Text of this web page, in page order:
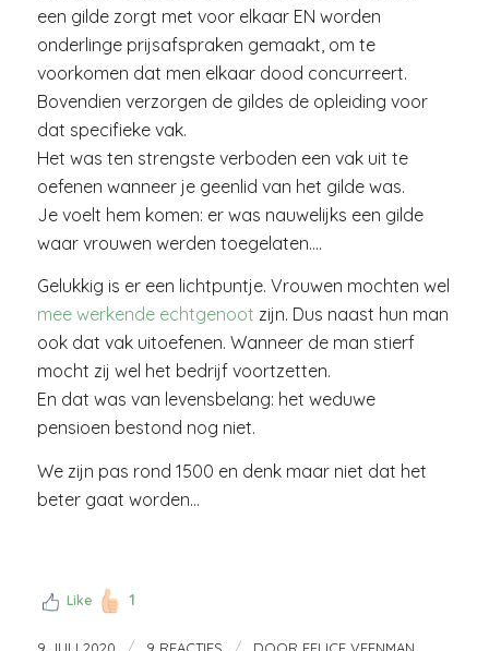
een gilde zorgt met voor elkaar EN worden
onderlinge prijsafspraken gemaakt, om te
voorkomen dat men elkaar dood concurreert.
Bovendien verzorgen de gildes de opleiding voor
dat specifieke vak.
Het was ten strengste verboden een vak uit te
oefenen wanneer je geenlid van het gilde was.
Je voelt hem komen: er was nauwelijks een gilde
waar vrouwen werden toegelaten….
Gelukkig is er een lichtpuntje. Vrouwen mochten wel
mee werkende echtgenoot zijn. Dus naast hun man
ook dat vak uitoefenen. Wanneer de man stierf
mocht zij wel het bedrijf voortzetten.
En dat was van levensbelang: het weduwe
pensioen bestond nog niet.
We zijn pas rond 1500 en denk maar niet dat het
beter gaat worden…
Like 1